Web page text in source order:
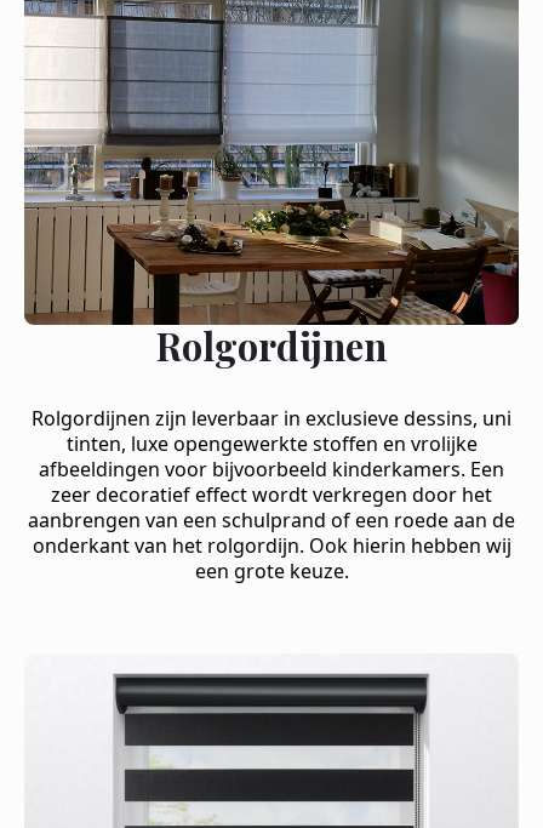
Rolgordijnen
Rolgordijnen zijn leverbaar in exclusieve dessins, uni
tinten, luxe opengewerkte stoffen en vrolijke
afbeeldingen voor bijvoorbeeld kinderkamers. Een
zeer decoratief effect wordt verkregen door het
aanbrengen van een schulprand of een roede aan de
onderkant van het rolgordijn. Ook hierin hebben wij
een grote keuze.